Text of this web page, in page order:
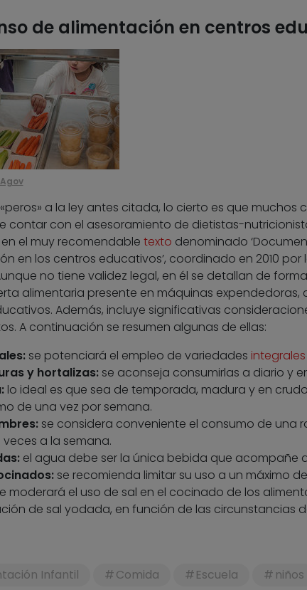
de alimentación en centros
a la ley antes citada, lo cierto es que
contar con el asesoramiento de dietistas-
el muy recomendable texto denominado
en los centros educativos’, coordinado en 2010 por
no tiene validez legal, en él se detallan de
alimentaria presente en máquinas expendedoras,
Además, incluye significativas
A continuación se resumen algunas de ellas:
se potenciará el empleo de variedades integrales
y hortalizas:se aconseja consumirlas a diario y
lo ideal es que sea de temporada, madura y en
de una vez por semana.
se considera conveniente el consumo de una
veces a la semana.
el agua debe ser la única bebida que acompañe
se recomienda limitar su uso a un máximo
moderará el uso de sal en el cocinado de los
de sal yodada, en función de las circunstancias
Infantil Comida Escuela niños